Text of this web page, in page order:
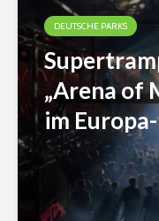
DEUTSCHE PARKS
„Arena of
im